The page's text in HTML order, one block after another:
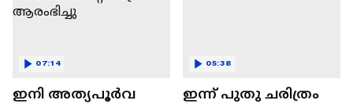
ഇനി അത്യപൂര്‍വ
07:14
ഇന്ന് പുതു ചരിത്രം
05:38